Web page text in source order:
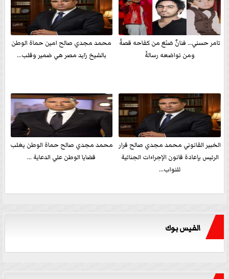
تامر حسني… فنانٌ صَنَعَ من كفاحه قصةً
ومن تواضعه رسالةً
محمد مجدي صالح امين حماة الوطن
بالشيخ زايد مصر هي ضمير وقلب...
الخبير القانوني محمد مجدي صالح قرار
الرئيس بإعادة قانون الإجراءات الجنائية
للنواب...
محمد مجدي صالح حماة الوطن يغلب
قضايا الوطن علي الدعاية ...
الفيس بوك